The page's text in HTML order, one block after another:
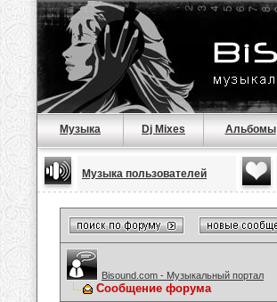
Музыка Dj Mixes Альбомы
Музыка пользователей
Bisound.com - Музыкальный портал
Сообщение форума